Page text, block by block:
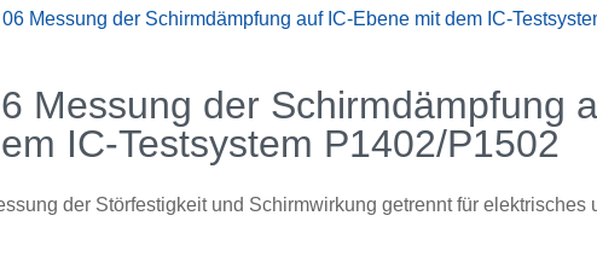
06 Messung der Schirmdämpfung auf IC-Ebene mit dem IC-
Messung der Schirmdämpfung
IC-Testsystem P1402/P1502
der Störfestigkeit und Schirmwirkung getrennt für elektrisches